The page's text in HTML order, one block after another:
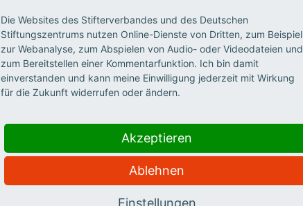
öfter als wissenschaftliche Partner von
Städten und Kommunen gefragt und
gefordert, wenn es gilt, gesellschaftlichen
Herausforderungen zu begegnen. Der
Stifterverband begleitet und fördert die
Entwicklung wirkungsvoller Transferstrategien.
Die Websites des Stifterverbandes und des Deutschen
Stiftungszentrums nutzen Online-Dienste von Dritten, zum Beispiel
zur Webanalyse, zum Abspielen von Audio- oder Videodateien und
zum Bereitstellen einer Kommentarfunktion. Ich bin damit
einverstanden und kann meine Einwilligung jederzeit mit Wirkung
für die Zukunft widerrufen oder ändern.
Akzeptieren
Ablehnen
Einstellungen